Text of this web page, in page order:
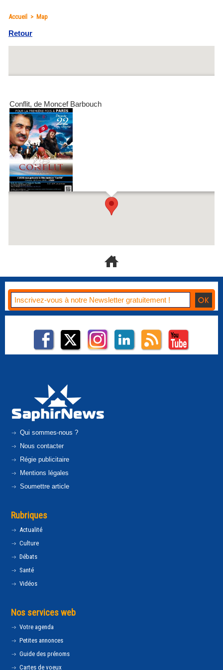
Accueil > Map
Retour
Conflit, de Moncef Barbouch
Le Majestic - Bastille : 2-4, boulevard Richard Lenoir (M° Bastille)
Qui sommes-nous ?
Nous contacter
Régie publicitaire
Mentions légales
Soumettre article
Rubriques
Actualité
Culture
Débats
Santé
Vidéos
Nos services web
Votre agenda
Petites annonces
Guide des prénoms
Cartes de voeux